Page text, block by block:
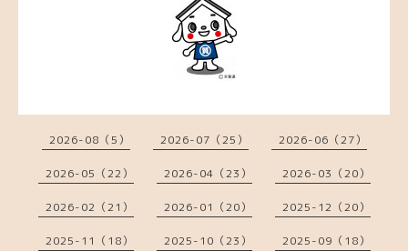
2026-08（5） 2026-07（25） 2026-06（27）
2026-05（22） 2026-04（23） 2026-03（20）
2026-02（21） 2026-01（20） 2025-12（20）
2025-11（18） 2025-10（23） 2025-09（18）